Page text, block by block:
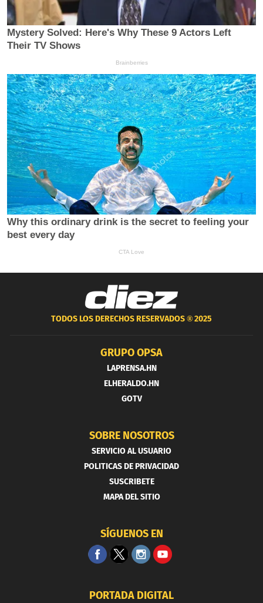
TODOS LOS DERECHOS RESERVADOS ®2025
GRUPO OPSA
LAPRENSA.HN
ELHERALDO.HN
GOTV
SOBRE NOSOTROS
SERVICIO AL USUARIO
POLITICAS DE PRIVACIDAD
SUSCRIBETE
MAPA DEL SITIO
SÍGUENOS EN
PORTADA DIGITAL